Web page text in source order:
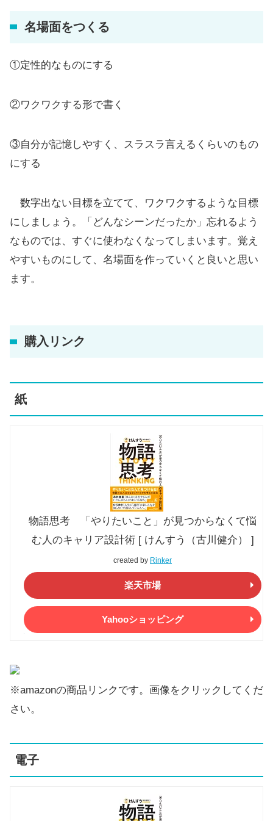
名場面をつくる
①定性的なものにする
②ワクワクする形で書く
③自分が記憶しやすく、スラスラ言えるくらいのもの
にする
数字出ない目標を立てて、ワクワクするような目標
にしましょう。「どんなシーンだったか」忘れるよう
なものでは、すぐに使わなくなってしまいます。覚え
やすいものにして、名場面を作っていくと良いと思い
ます。
購入リンク
紙
物語思考 「やりたいこと」が見つからなくて悩
む人のキャリア設計術 [ けんすう（古川健介） ]
created by Rinker
楽天市場
Yahooショッピング
※amazonの商品リンクです。画像をクリックしてくだ
さい。
電子